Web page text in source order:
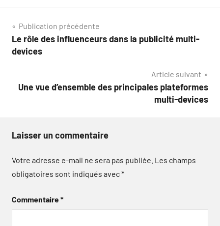
Navigation
de
Publication précédente
Le rôle des influenceurs dans la publicité multi-
devices
Article suivant
Une vue d’ensemble des principales plateformes
multi-devices
Laisser un commentaire
Votre adresse e-mail ne sera pas publiée. Les champs
obligatoires sont indiqués avec*
Commentaire*